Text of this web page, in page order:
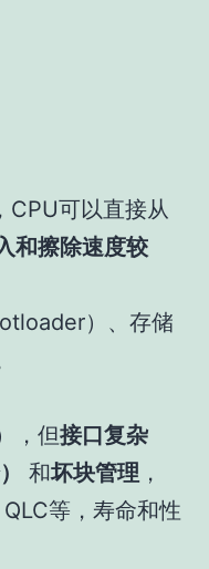
，CPU可以直接从
和擦除速度较
）、存储
，但接口复杂
和坏块管理 ，
等，寿命和性